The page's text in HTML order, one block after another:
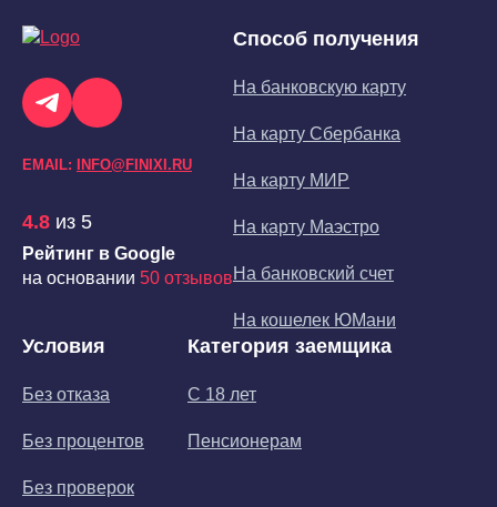
EMAIL: INFO@FINIXI.RU
4.8 из 5
Рейтинг в Google
на основании 50 отзывов
Способ получения
На банковскую карту
На карту Сбербанка
На карту МИР
На карту Маэстро
На банковский счет
На кошелек ЮМани
Условия
Без отказа
Без процентов
Без проверок
Категория заемщика
С 18 лет
Пенсионерам